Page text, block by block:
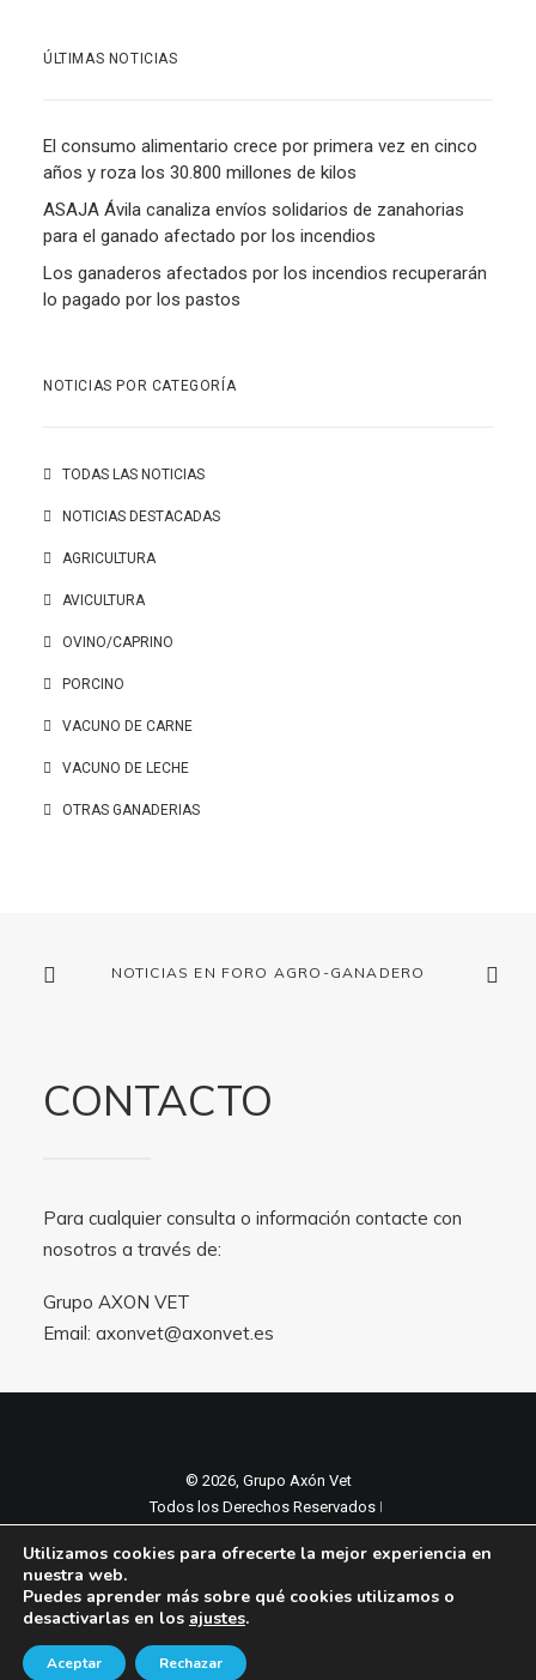
ÚLTIMAS NOTICIAS
El consumo alimentario crece por primera vez en cinco
años y roza los 30.800 millones de kilos
ASAJA Ávila canaliza envíos solidarios de zanahorias
para el ganado afectado por los incendios
Los ganaderos afectados por los incendios recuperarán
lo pagado por los pastos
NOTICIAS POR CATEGORÍA
TODAS LAS NOTICIAS
NOTICIAS DESTACADAS
AGRICULTURA
AVICULTURA
OVINO/CAPRINO
PORCINO
VACUNO DE CARNE
VACUNO DE LECHE
OTRAS GANADERIAS
NOTICIAS EN FORO AGRO-GANADERO
CONTACTO
Para cualquier consulta o información contacte con
nosotros a través de:
Grupo AXON VET
Email: axonvet@axonvet.es
© 2026, Grupo Axón Vet
Todos los Derechos Reservados ǀ
Política de cookies
Utilizamos cookies para ofrecerte la mejor experiencia en
nuestra web.
Puedes aprender más sobre qué cookies utilizamos o
desactivarlas en los ajustes.
Aceptar Rechazar